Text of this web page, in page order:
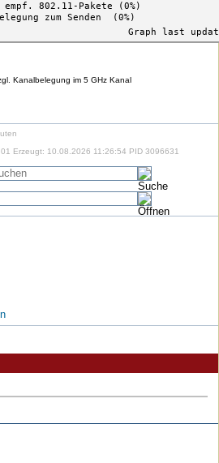
Kanalbelegung im 5 GHz Kanal
Erzeugt: 10.08.2026 11:26:54 PID 3096631